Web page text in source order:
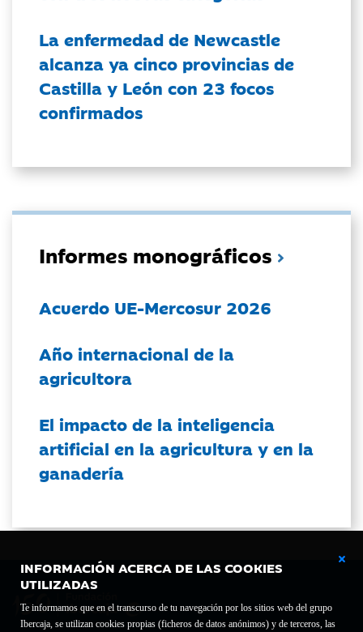
INFORMACIÓN ACERCA DE LAS COOKIES
UTILIZADAS
Te informamos que en el transcurso de tu navegación por los sitios web del grupo
Ibercaja, se utilizan cookies propias (ficheros de datos anónimos) y de terceros, las
La enfermedad de Newcastle
alcanza ya cinco provincias de
Castilla y León con 23 focos
confirmados
Informes monográficos
Acuerdo UE-Mercosur 2026
Año internacional de la
agricultora
El impacto de la inteligencia
artificial en la agricultura y en la
ganadería